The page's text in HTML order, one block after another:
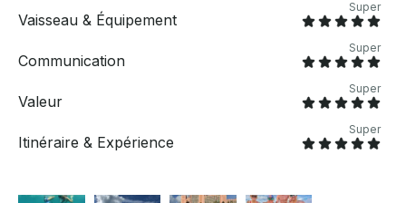
journée. Avec un équipage d'assistance complet et
l'itinéraire et les activités. Visitez la magnifique île
plongée avec tuba ou profitez de votre temps pour
de découvrir la haute vie des Bahamas. L'île privée la
plus célèbre des Bahamas, vous pouvez y faire tout
de bronzer au soleil, de jouer à des jeux ou même de
Vaisseau & Équipement
Super
Communication
Super
Valeur
Super
Itinéraire & Expérience
Super